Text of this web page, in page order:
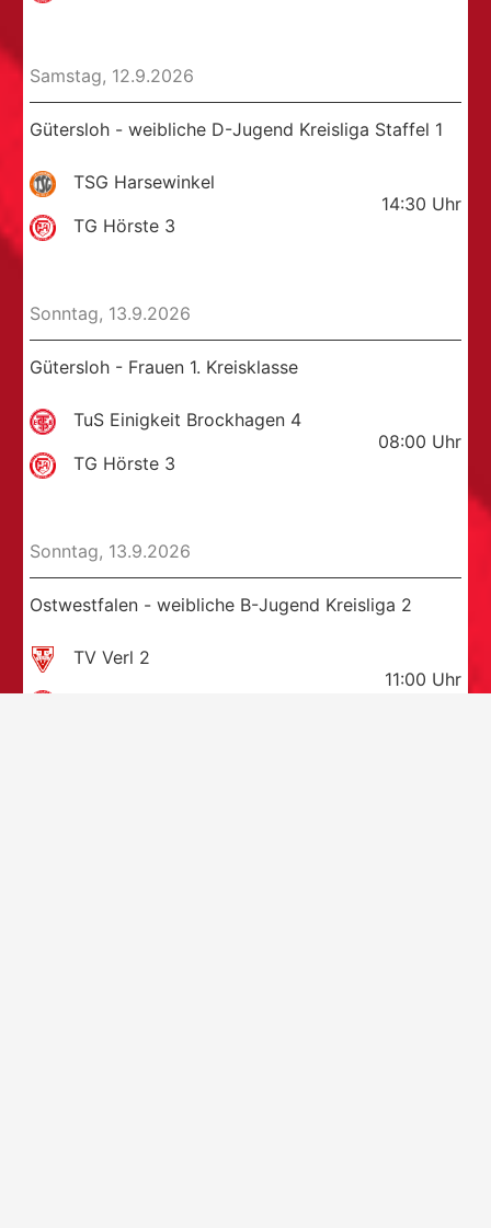
Samstag, 12.9.2026
Gütersloh - weibliche D-Jugend Kreisliga Staffel 1
TSG Harsewinkel
TG Hörste 3
14:30 Uhr
Sonntag, 13.9.2026
Gütersloh - Frauen 1. Kreisklasse
TuS Einigkeit Brockhagen 4
TG Hörste 3
08:00 Uhr
Sonntag, 13.9.2026
Ostwestfalen - weibliche B-Jugend Kreisliga 2
TV Verl 2
11:00 Uhr